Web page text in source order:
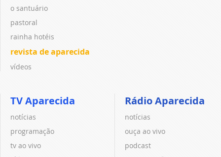
o santuário
pastoral
rainha hotéis
revista de aparecida
vídeos
TV Aparecida
notícias
programação
tv ao vivo
Rádio Aparecida
notícias
ouça ao vivo
podcast